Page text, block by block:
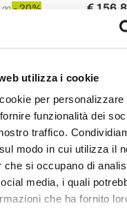
utilizza i cookie
per personalizzare
funzionalità dei
traffico.
modo in cui utilizza il
che si occupano di
media, i quali
che ha fornito
- 20% €